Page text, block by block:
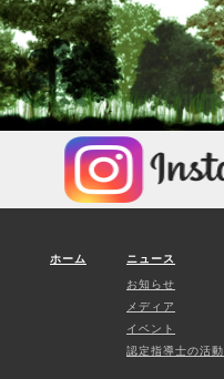
ホーム ニュース
お知らせ
メディア
イベント
認定指導士の活動